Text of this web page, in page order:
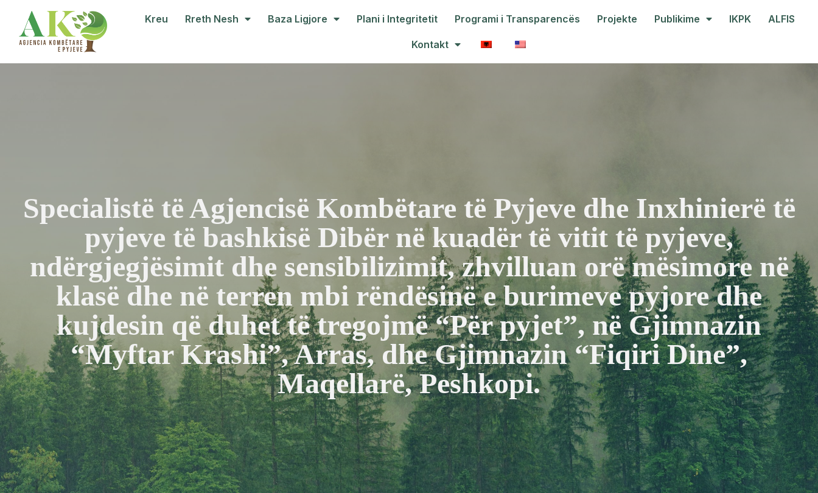
Kreu Rreth Nesh Baza Ligjore Plani i Integritetit Programi i Transparencës Projekte Publikime IKPK ALFIS
Kontakt
Specialistë të Agjencisë Kombëtare të Pyjeve dhe Inxhinierë të
pyjeve të bashkisë Dibër në kuadër të vitit të pyjeve,
ndërgjegjësimit dhe sensibilizimit, zhvilluan orë mësimore në
klasë dhe në terren mbi rëndësinë e burimeve pyjore dhe
kujdesin që duhet të tregojmë “Për pyjet”, në Gjimnazin
“Myftar Krashi”, Arras, dhe Gjimnazin “Fiqiri Dine”,
Maqellarë, Peshkopi.